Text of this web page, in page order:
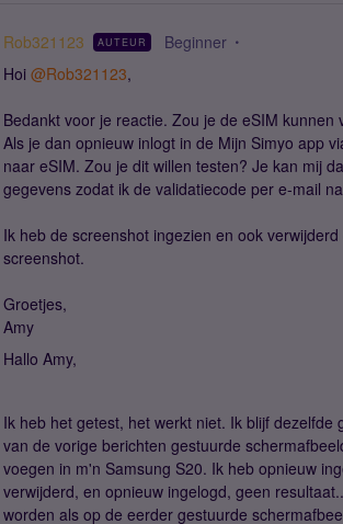
Rob321123 AUTEUR Beginner
Hoi @Rob321123,
Bedankt voor je reactie. Zou je de eSIM
Als je dan opnieuw inlogt in de Mijn Simyo app
naar eSIM. Zou je dit willen testen? Je kan mij
gegevens zodat ik de validatiecode per e-mail
Ik heb de screenshot ingezien en ook
screenshot.
Groetjes,
Amy
Hallo Amy,
Ik heb het getest, het werkt niet. Ik blijf
van de vorige berichten gestuurde
voegen in m'n Samsung S20. Ik heb opnieuw
verwijderd, en opnieuw ingelogd, geen
worden als op de eerder gestuurde